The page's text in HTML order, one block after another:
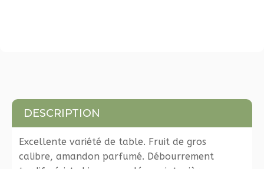
DESCRIPTION
Excellente variété de table. Fruit de gros
calibre, amandon parfumé. Débourrement